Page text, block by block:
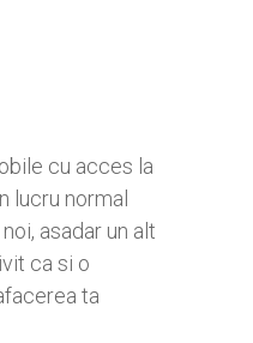
cu acces la
lucru normal
asadar un alt
ca si o
ta